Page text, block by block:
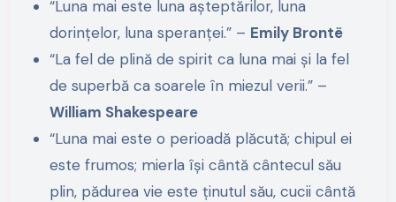
“Luna mai este luna așteptărilor, luna
dorințelor, luna speranței.” – Emily Brontë
“La fel de plină de spirit ca luna mai și la fel
de superbă ca soarele în miezul verii.” –
William Shakespeare
“Luna mai este o perioadă plăcută; chipul ei
este frumos; mierla își cântă cântecul său
plin, pădurea vie este ținutul său, cucii cântă